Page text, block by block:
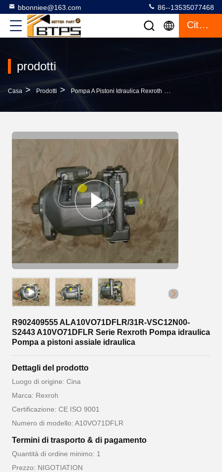
bbonniee@163.com 86--13535077468
Citazione
prodotti
Casa > Prodotti > Pompa A Pistoni Idraulica Rexroth >
R902409555 ALA10VO71DFLR/31R-VSC12N00-
S2443 A10VO71DFLR Serie Rexroth Pompa idraulica
Pompa a pistoni assiale idraulica
Dettagli del prodotto
Luogo di origine: Cina
Marca: Rexroh
Certificazione: CE ISO 9001
Numero di modello: A10VO71DFLR
Termini di trasporto & di pagamento
Quantità di ordine minimo: 1
Prezzo: NIGOTIATION